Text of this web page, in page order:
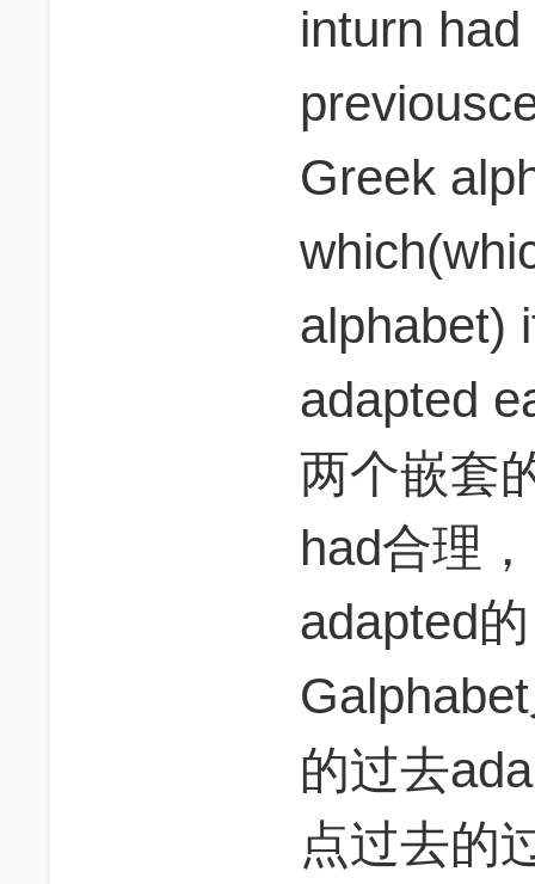
inturn
Greek
alphabet)
adapted
两个嵌套
had合理
adapted
的过去
点过去的